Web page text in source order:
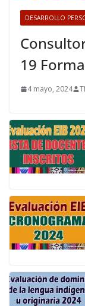
DESARROLLO
19
4 mayo, 2024